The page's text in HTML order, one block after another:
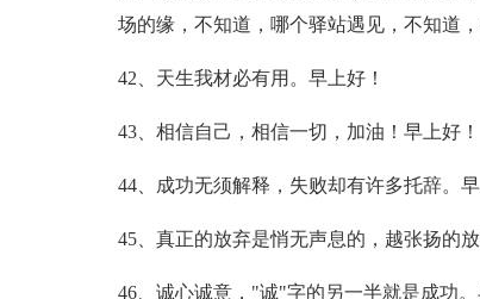
场的缘，不知道，哪个驿站遇见，不知道
42、天生我材必有用。早上好！
43、相信自己，相信一切，加油！早上好！
44、成功无须解释，失败却有许多托辞。早
45、真正的放弃是悄无声息的，越张扬的
46、诚心诚意，"诚"字的另一半就是成功。